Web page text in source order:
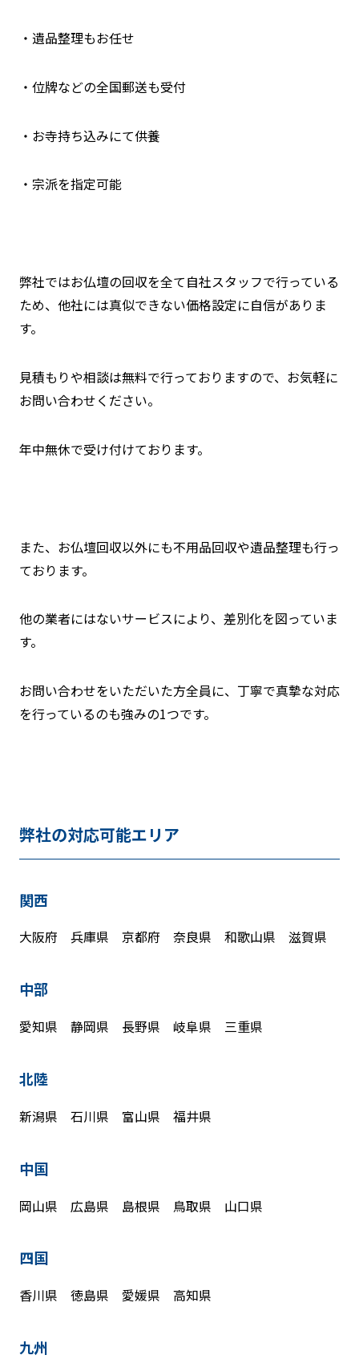
・遺品整理もお任せ
・位牌などの全国郵送も受付
・お寺持ち込みにて供養
・宗派を指定可能
弊社ではお仏壇の回収を全て自社スタッフで行っている
ため、他社には真似できない価格設定に自信がありま
す。
見積もりや相談は無料で行っておりますので、お気軽に
お問い合わせください。
年中無休で受け付けております。
また、お仏壇回収以外にも不用品回収や遺品整理も行っ
ております。
他の業者にはないサービスにより、差別化を図っていま
す。
お問い合わせをいただいた方全員に、丁寧で真摯な対応
を行っているのも強みの1つです。
弊社の対応可能エリア
関西
大阪府 兵庫県 京都府 奈良県 和歌山県 滋賀県
中部
愛知県 静岡県 長野県 岐阜県 三重県
北陸
新潟県 石川県 富山県 福井県
中国
岡山県 広島県 島根県 鳥取県 山口県
四国
香川県 徳島県 愛媛県 高知県
九州